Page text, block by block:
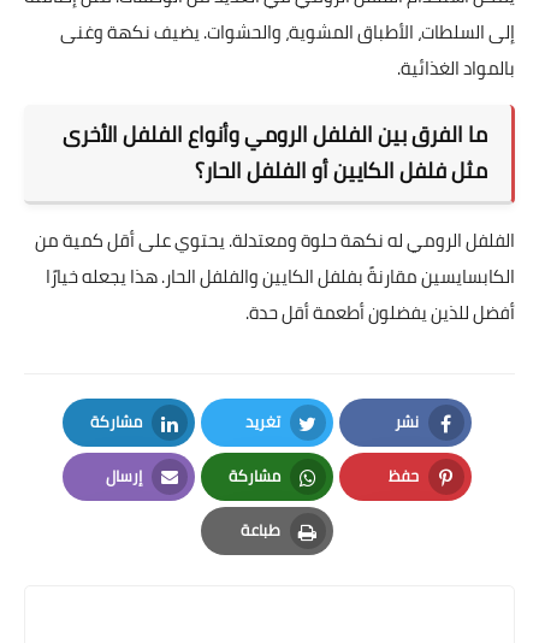
إلى السلطات، الأطباق المشوية، والحشوات. يضيف نكهة وغنى
بالمواد الغذائية.
ما الفرق بين الفلفل الرومي وأنواع الفلفل الأخرى
مثل فلفل الكايين أو الفلفل الحار؟
الفلفل الرومي له نكهة حلوة ومعتدلة. يحتوي على أقل كمية من
الكابسايسين مقارنةً بفلفل الكايين والفلفل الحار. هذا يجعله خيارًا
أفضل للذين يفضلون أطعمة أقل حدة.
نشر
Facebook
تغريد
Twitter
مشاركة
LinkedIn
حفظ
Pinterest
مشاركة
Whatsapp
إرسال
Email
طباعة
Print